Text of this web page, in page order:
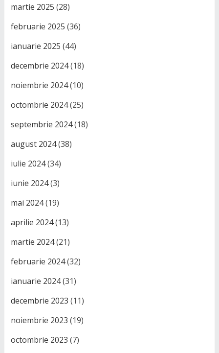
martie 2025 (28)
februarie 2025 (36)
ianuarie 2025 (44)
decembrie 2024(18)
noiembrie 2024(10)
octombrie 2024(25)
septembrie 2024(18)
august 2024(38)
iulie 2024(34)
iunie 2024(3)
mai 2024(19)
aprilie 2024(13)
martie 2024(21)
februarie 2024(32)
ianuarie 2024(31)
decembrie 2023 (11)
noiembrie 2023 (19)
octombrie 2023 (7)